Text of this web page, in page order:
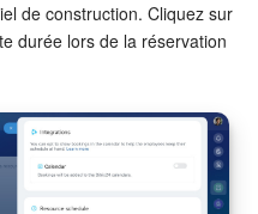
de construction. Cliquez sur
durée lors de la réservation